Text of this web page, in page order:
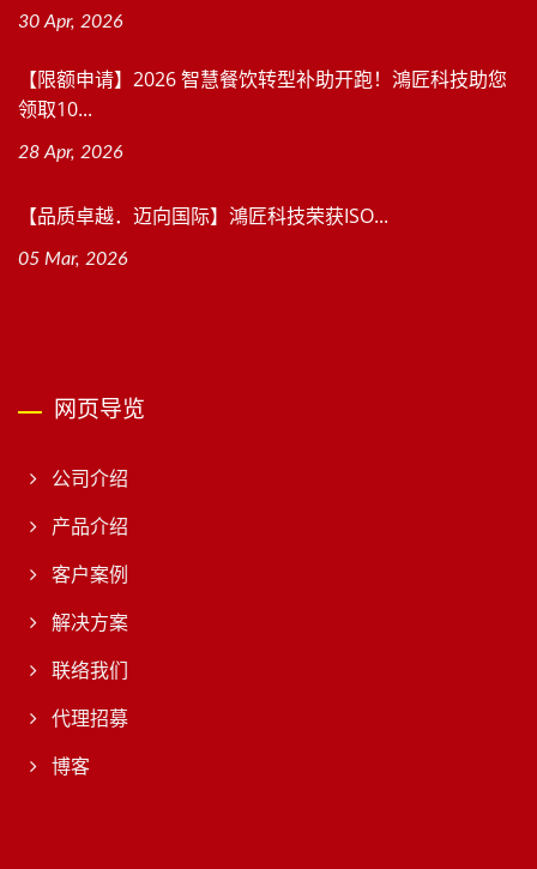
30 Apr, 2026
【限额申请】2026 智慧餐饮转型补助开跑！鴻匠科技助您
领取10...
28 Apr, 2026
【品质卓越．迈向国际】鴻匠科技荣获ISO...
05 Mar, 2026
网页导览
公司介绍
产品介绍
客户案例
解决方案
联络我们
代理招募
博客